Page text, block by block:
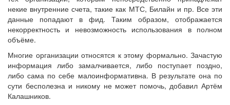
некие внутренние счета, такие как МТС, Билайн и пр. Все эти
данные попадают в фид. Таким образом, отображается
некорректность и невозможность использования в полном
объёме.
Многие организации относятся к этому формально. Зачастую
информация либо замалчивается, либо поступает поздно,
либо сама по себе малоинформативна. В результате она по
сути бесполезна и никому не может помочь, добавил Артём
Калашников.